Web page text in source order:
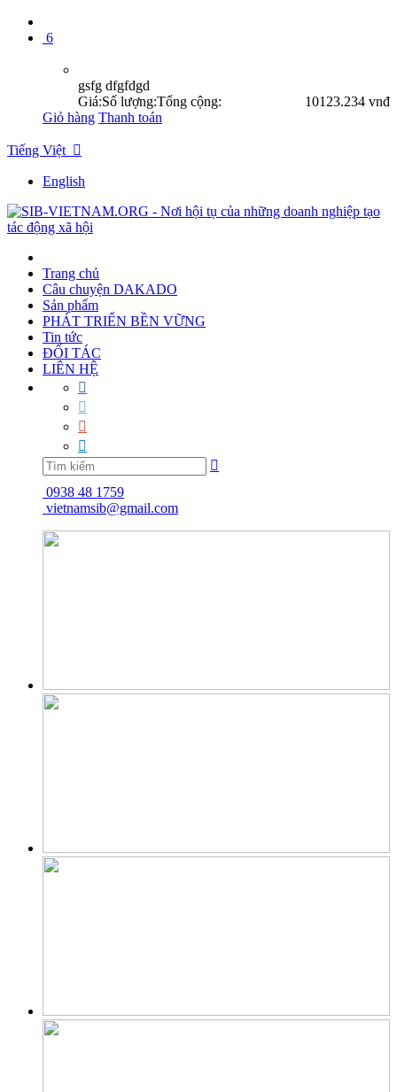
6
gsfg dfgfdgd
Giá:
123.234 vnđ
Số lượng: 10
Tổng cộng:
Giỏ hàng Thanh toán
Tiếng Việt 
English
Trang chủ
Câu chuyện DAKADO
Sản phẩm
PHÁT TRIỂN BỀN VỮNG
Tin tức
ĐỐI TÁC
LIÊN HỆ





0938 48 1759
vietnamsib@gmail.com